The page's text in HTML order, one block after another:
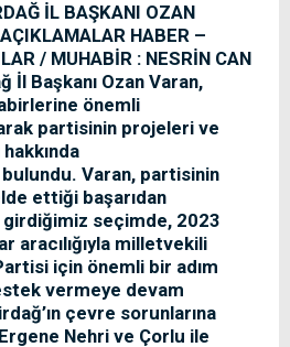
İL BAŞKANI OZAN
HABER –
/ MUHABİR : NESRİN CAN
İl Başkanı Ozan Varan,
önemli
partisinin projeleri ve
Varan, partisinin
ettiği başarıdan
girdiğimiz seçimde, 2023
milletvekili
için önemli bir adım
vermeye devam
çevre sorunlarına
Nehri ve Çorlu ile